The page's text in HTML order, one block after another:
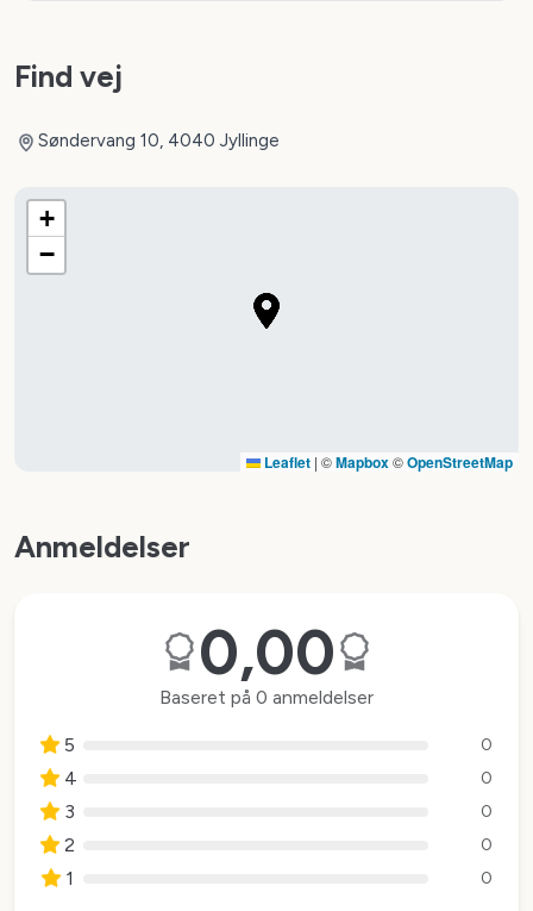
Find vej
Søndervang 10, 4040 Jyllinge
+
−
Leaflet | ©Mapbox©OpenStreetMap
Anmeldelser
0,00
Baseret på 0 anmeldelser
5 0
4 0
3 0
2 0
1 0